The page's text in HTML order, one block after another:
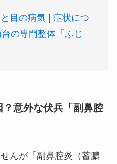
目の病気 | 症状につ
の専門整体「ふじ
意外な伏兵「副鼻腔
んが「副鼻腔炎（蓄膿